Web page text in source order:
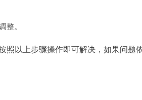
整。
照以上步骤操作即可解决，如果问题